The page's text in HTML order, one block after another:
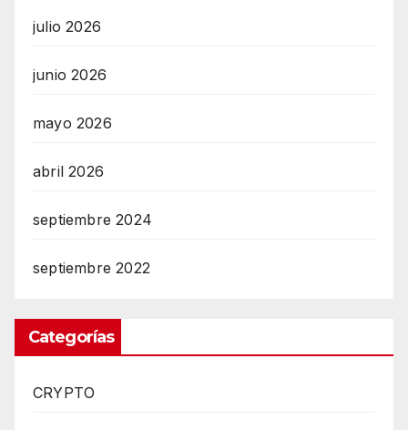
julio 2026
junio 2026
mayo 2026
abril 2026
septiembre 2024
septiembre 2022
Categorías
CRYPTO